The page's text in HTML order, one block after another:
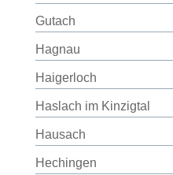
Gutach
Hagnau
Haigerloch
Haslach im Kinzigtal
Hausach
Hechingen